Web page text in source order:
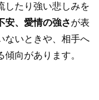
したり強い悲しみを
安、愛情の強さが表
ないときや、相手へ
向があります。